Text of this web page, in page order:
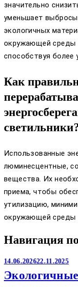
значительно
уменьшает выбросы
экологичных
окружающей среды
способствуя более
Как
Использованные
люминесцентные,
вещества. Их
приема, чтобы
утилизацию,
окружающей среды
Навигация
14.06.202622.11.2025